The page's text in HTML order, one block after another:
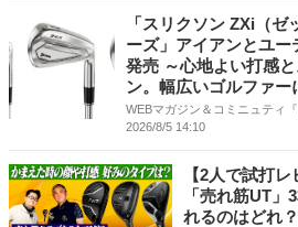
「スリクソン ZXi（ゼ
ーズ」アイアンとユ
発売 ～心地よい打感
ン。幅広いゴルファー
WEBマガジン＆コミニュティ『
2026/8/5 14:10
【2人で試打
「売れ筋UT」
れるのはどれ？